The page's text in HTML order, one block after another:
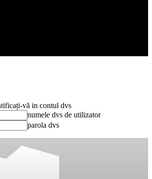
vă in contul dvs
numele dvs de utilizator
parola dvs
ajutor